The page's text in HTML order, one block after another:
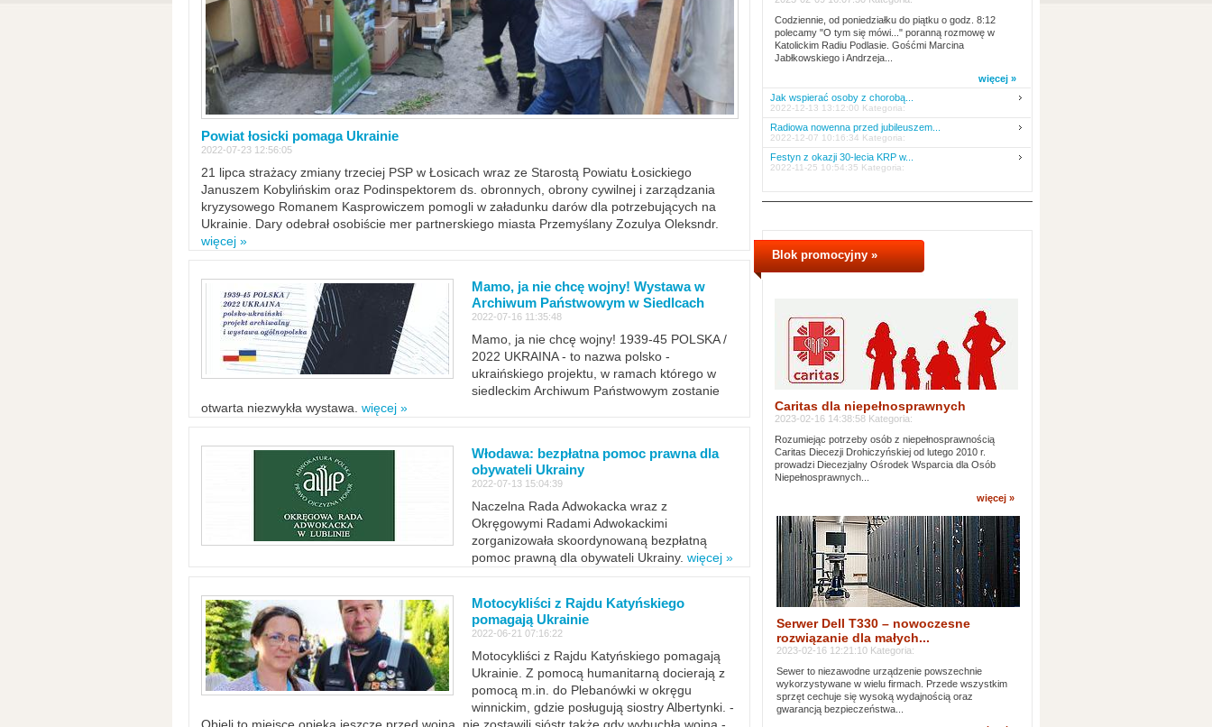
Powiat łosicki pomaga Ukrainie
2022-07-23 12:56:05
21 lipca strażacy zmiany trzeciej PSP w Łosicach wraz ze Starostą Powiatu Łosickiego
Januszem Kobylińskim oraz Podinspektorem ds. obronnych, obrony cywilnej i zarządzania
kryzysowego Romanem Kasprowiczem pomogli w załadunku darów dla potrzebujących na
Ukrainie. Dary odebrał osobiście mer partnerskiego miasta Przemyślany Zozulya Oleksndr.
więcej »
Mamo, ja nie chcę wojny! Wystawa w
Archiwum Państwowym w Siedlcach
2022-07-16 11:35:48
Mamo, ja nie chcę wojny! 1939-45 POLSKA /
2022 UKRAINA - to nazwa polsko -
ukraińskiego projektu, w ramach którego w
siedleckim Archiwum Państwowym zostanie
otwarta niezwykła wystawa. więcej »
Włodawa: bezpłatna pomoc prawna dla
obywateli Ukrainy
2022-07-13 15:04:39
Naczelna Rada Adwokacka wraz z
Okręgowymi Radami Adwokackimi
zorganizowała skoordynowaną bezpłatną
pomoc prawną dla obywateli Ukrainy. więcej »
Motocykliści z Rajdu Katyńskiego
pomagają Ukrainie
2022-06-21 07:16:22
Motocykliści z Rajdu Katyńskiego pomagają
Ukrainie. Z pomocą humanitarną docierają z
pomocą m.in. do Plebanówki w okręgu
winnickim, gdzie posługują siostry Albertynki. -
Codziennie, od poniedziałku do piątku o godz. 8:12
polecamy "O tym się mówi..." poranną rozmowę w
Katolickim Radiu Podlasie. Gośćmi Marcina
Jabłkowskiego i Andrzeja...
więcej »
Jak wspierać osoby z chorobą...
2022-12-13 13:12:00 Kategoria:
Radiowa nowenna przed jubileuszem...
2022-12-07 10:16:34 Kategoria:
Festyn z okazji 30-lecia KRP w...
2022-11-25 10:54:35 Kategoria:
Blok promocyjny »
Caritas dla niepełnosprawnych
2023-02-16 14:38:58 Kategoria:
Rozumiejąc potrzeby osób z niepełnosprawnością
Caritas Diecezji Drohiczyńskiej od lutego 2010 r.
prowadzi Diecezjalny Ośrodek Wsparcia dla Osób
Niepełnosprawnych...
więcej »
Serwer Dell T330 – nowoczesne
rozwiązanie dla małych...
2023-02-16 12:21:10 Kategoria:
Sewer to niezawodne urządzenie powszechnie
wykorzystywane w wielu firmach. Przede wszystkim
sprzęt cechuje się wysoką wydajnością oraz
gwarancją bezpieczeństwa...